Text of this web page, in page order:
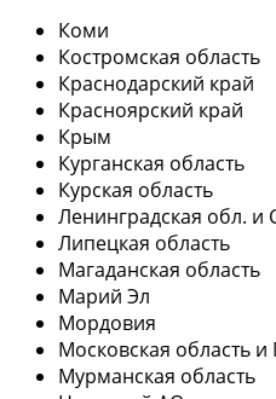
Коми
Костромская область
Краснодарский край
Красноярский край
Крым
Курганская область
Курская область
Ленинградская обл. и
Липецкая область
Магаданская область
Марий Эл
Мордовия
Московская область и
Мурманская область